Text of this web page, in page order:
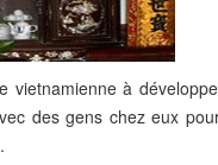
à
des gens chez eux